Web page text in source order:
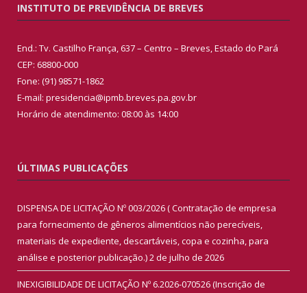
INSTITUTO DE PREVIDÊNCIA DE BREVES
End.: Tv. Castilho França, 637 – Centro – Breves, Estado do Pará
CEP: 68800-000
Fone: (91) 98571-1862
E-mail: presidencia@ipmb.breves.pa.gov.br
Horário de atendimento: 08:00 às 14:00
ÚLTIMAS PUBLICAÇÕES
DISPENSA DE LICITAÇÃO Nº 003/2026 ( Contratação de empresa
para fornecimento de gêneros alimentícios não perecíveis,
materiais de expediente, descartáveis, copa e cozinha, para
análise e posterior publicação.)2 de julho de 2026
INEXIGIBILIDADE DE LICITAÇÃO Nº 6.2026-070526 (Inscrição de